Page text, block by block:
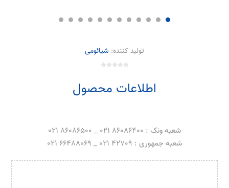
تولید کننده: شیائومی
اطلاعات محصول
شعبه ونک : 86086400 021 _ 86086500 021
شعبه جمهوری : 42709 021 _ 66488069 021